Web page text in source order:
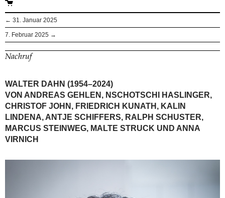
← 31. Januar 2025
7. Februar 2025 →
Nachruf
WALTER DAHN (1954–2024)
VON ANDREAS GEHLEN, NSCHOTSCHI HASLINGER,
CHRISTOF JOHN, FRIEDRICH KUNATH, KALIN
LINDENA, ANTJE SCHIFFERS, RALPH SCHUSTER,
MARCUS STEINWEG, MALTE STRUCK UND ANNA
VIRNICH